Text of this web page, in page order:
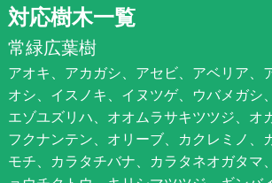
対応樹木一覧
常緑広葉樹
アオキ、アカガシ、アセビ、アベリア、
オシ、イスノキ、イヌツゲ、ウバメガシ
エゾユズリハ、オオムラサキツツジ、オ
フクナンテン、オリーブ、カクレミノ、
モチ、カラタチバナ、カラタネオガタマ